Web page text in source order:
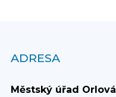
ADRESA
Městský úřad Orlová